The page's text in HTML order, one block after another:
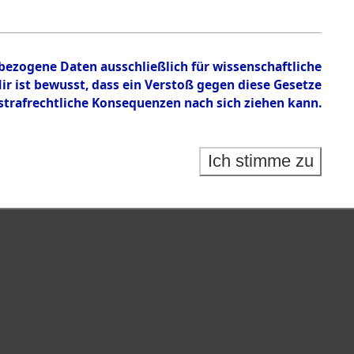
Daten ausschließlich für wissenschaftliche
bewusst, dass ein Verstoß gegen diese Gesetze
Konsequenzen nach sich ziehen kann.
Ich stimme zu